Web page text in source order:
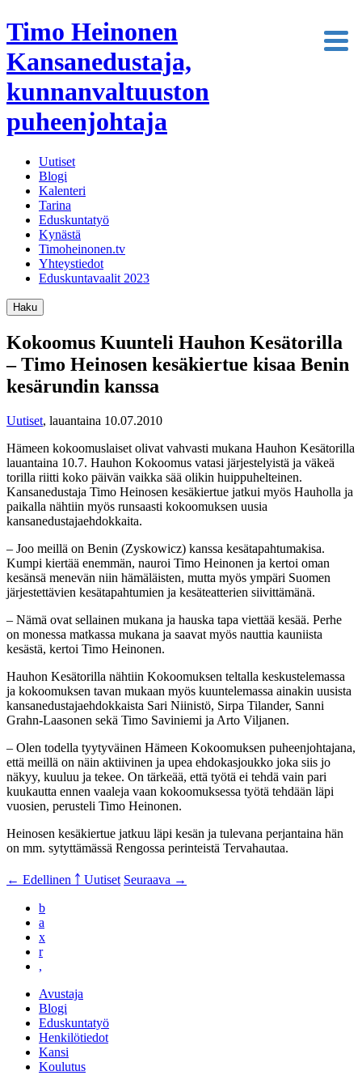
Timo Heinonen
Kansanedustaja,
kunnanvaltuuston
puheenjohtaja
Uutiset
Blogi
Kalenteri
Tarina
Eduskuntatyö
Kynästä
Timoheinonen.tv
Yhteystiedot
Eduskuntavaalit 2023
Haku
Kokoomus Kuunteli Hauhon Kesätorilla
– Timo Heinosen kesäkiertue kisaa Benin
kesärundin kanssa
Uutiset, lauantaina 10.07.2010
Hämeen kokoomuslaiset olivat vahvasti mukana Hauhon Kesätorilla
lauantaina 10.7. Hauhon Kokoomus vatasi järjestelyistä ja väkeä
torilla riitti koko päivän vaikka sää olikin huippuhelteinen.
Kansanedustaja Timo Heinosen kesäkiertue jatkui myös Hauholla ja
paikalla nähtiin myös runsaasti kokoomuksen uusia
kansanedustajaehdokkaita.
– Joo meillä on Benin (Zyskowicz) kanssa kesätapahtumakisa.
Kumpi kiertää enemmän, nauroi Timo Heinonen ja kertoi oman
kesänsä menevän niin hämäläisten, mutta myös ympäri Suomen
järjestettävien kesätapahtumien ja kesäteatterien siivittämänä.
– Nämä ovat sellainen mukana ja hauska tapa viettää kesää. Perhe
on monessa matkassa mukana ja saavat myös nauttia kauniista
kesästä, kertoi Timo Heinonen.
Hauhon Kesätorilla nähtiin Kokoomuksen teltalla keskustelemassa
ja kokoomuksen tavan mukaan myös kuuntelemassa ainakin uusista
kansanedustajaehdokkaista Sari Niinistö, Sirpa Tilander, Sanni
Grahn-Laasonen sekä Timo Saviniemi ja Arto Viljanen.
– Olen todella tyytyväinen Hämeen Kokoomuksen puheenjohtajana,
että meillä on näin aktiivinen ja upea ehdokasjoukko joka siis jo
näkyy, kuuluu ja tekee. On tärkeää, että työtä ei tehdä vain pari
kuukautta ennen vaaleja vaan kokoomuksessa työtä tehdään läpi
vuosien, perusteli Timo Heinonen.
Heinosen kesäkiertue jatkuu läpi kesän ja tulevana perjantaina hän
on mm. sytyttämässä Rengossa perinteistä Tervahautaa.
← Edellinen ￪ Uutiset Seuraava →
b
a
x
r
,
Avustaja
Blogi
Eduskuntatyö
Henkilötiedot
Kansi
Koulutus